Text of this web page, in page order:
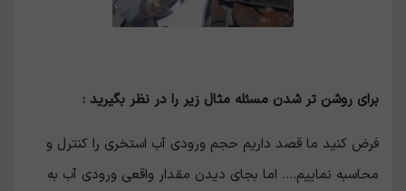
برای روشن تر شدن مسئله مثال زیر را در نظر بگیرید :
فرض کنید ما قصد داریم حجم ورودی آب استخری را کنترل و
محاسبه نماییم.... اما بجای دیدن مقدار واقعی ورودی آب به